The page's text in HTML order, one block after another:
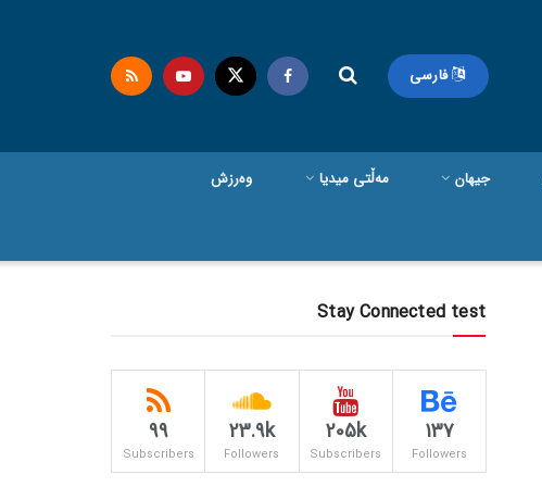
فارسی
جیهان مەڵتی میدیا وەرزش
Stay Connected test
137
Followers
205k
Subscribers
23.9k
Followers
99
Subscribers